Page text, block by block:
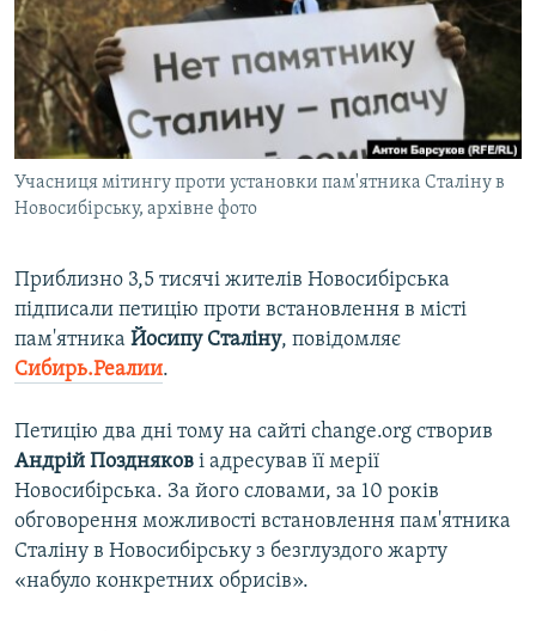
ДЕПОРТАЦІЯ
ВІДЕОУРОКИ «ELIFBE»
СВІДЧЕННЯ ОКУПАЦІЇ
УКРАЇНСЬКА ПРОБЛЕМА КРИМУ
ІНФОГРАФІКА
ЯК ОБІЙТИ БЛОКУВАННЯ
Русский
Qırımtatar
ДОЛУЧАЙСЯ!
Усі сайти RFE/RL
Учасниця мітингу проти установки пам'ятника Сталіну в
Новосибірську, архівне фото
Приблизно 3,5 тисячі жителів Новосибірська
підписали петицію проти встановлення в місті
пам'ятника Йосипу Сталіну, повідомляє
Сибирь.Реалии.
Петицію два дні тому на сайті change.org створив
Андрій Поздняков і адресував її мерії
Новосибірська. За його словами, за 10 років
обговорення можливості встановлення пам'ятника
Сталіну в Новосибірську з безглуздого жарту
«набуло конкретних обрисів».